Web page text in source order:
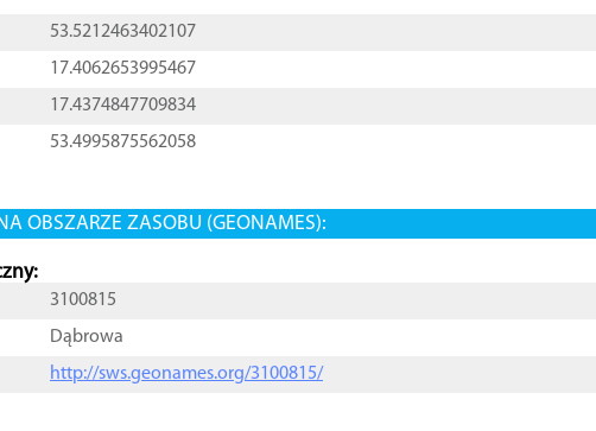
53.5212463402107
17.4062653995467
17.4374847709834
53.4995875562058
OBSZARZE ZASOBU (GEONAMES):
3100815
Dąbrowa
http://sws.geonames.org/3100815/